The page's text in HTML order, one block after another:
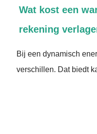
Wat kost een
rekening
Bij een dynamisch
verschillen. Dat biedt